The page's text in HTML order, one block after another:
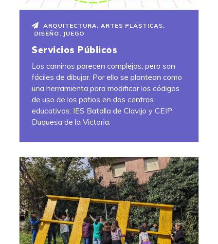
ARQUITECTURA ARTES PLÁSTICAS
DISEÑO
JUEGO
Servicios Públicos
Los caminos parecen complejos, pero son
fáciles de dibujar. Por ello se plantean como
una herramienta para modificar los códigos
de uso de los patios en dos centros
educativos: IES Batalla de Clavijo y CEIP
Duquesa de la Victoria.